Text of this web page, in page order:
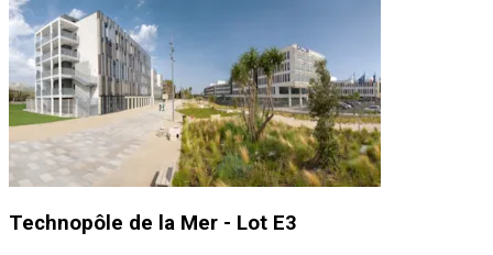
Technopôle de la Mer - Lot E3